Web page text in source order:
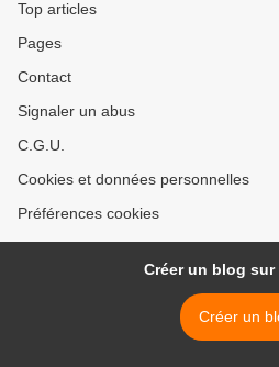
Top articles
Pages
Contact
Signaler un abus
C.G.U.
Cookies et données personnelles
Préférences cookies
Créer un blog sur
Créer un